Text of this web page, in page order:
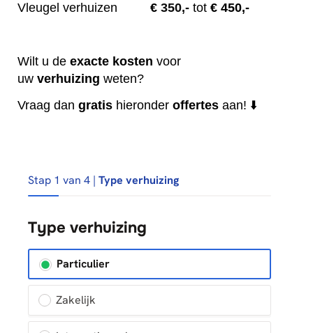
Vleugel verhuizen
€ 350,- tot € 450,-
Wilt u de exacte kosten voor
uw verhuizing weten?
Vraag dan gratis hieronder offertes aan! ⬇️